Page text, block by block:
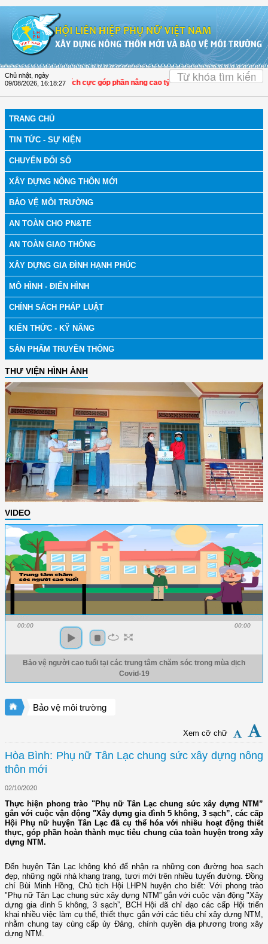
Chủ nhật, ngày
09/08/2026 16:18:28
LHPN Thọ Xuân tích cực góp phần nâng cao tỷ lệ người dân tham gia bảo
TRANG CHỦ
TIN TỨC - SỰ KIỆN
CHUYỂN ĐỔI SỐ
XÂY DỰNG NÔNG THÔN MỚI
BẢO VỆ MÔI TRƯỜNG
AN TOÀN CHO PN&TE
AN TOÀN GIAO THÔNG
XÂY DỰNG GIA ĐÌNH HẠNH PHÚC
MÔ HÌNH - ĐIỂN HÌNH
CHÍNH SÁCH PHÁP LUẬT
KIẾN THỨC - KỸ NĂNG
SẢN PHẨM TRUYỀN THÔNG
THƯ VIỆN HÌNH ẢNH
VIDEO
00:00 00:00
Bảo vệ người cao tuổi tại các trung tâm chăm sóc trong mùa dịch
Covid-19
Bảo vệ môi trường
Xem cỡ chữ
Hòa Bình: Phụ nữ Tân Lạc chung sức xây dựng nông
thôn mới
02/10/2020
Thực hiện phong trào "Phụ nữ Tân Lạc chung sức xây dựng NTM”
gắn với cuộc vận động "Xây dựng gia đình 5 không, 3 sạch”, các cấp
Hội Phụ nữ huyện Tân Lạc đã cụ thể hóa với nhiều hoạt động thiết
thực, góp phần hoàn thành mục tiêu chung của toàn huyện trong xây
dựng NTM.
Đến huyện Tân Lạc không khó để nhận ra những con đường hoa sạch
đẹp, những ngôi nhà khang trang, tươi mới trên nhiều tuyến đường. Đồng
chí Bùi Minh Hồng, Chủ tịch Hội LHPN huyện cho biết: Với phong trào
"Phụ nữ Tân Lạc chung sức xây dựng NTM” gắn với cuộc vận động "Xây
dựng gia đình 5 không, 3 sạch”, BCH Hội đã chỉ đạo các cấp Hội triển
khai nhiều việc làm cụ thể, thiết thực gắn với các tiêu chí xây dựng NTM,
nhằm chung tay cùng cấp ủy Đảng, chính quyền địa phương trong xây
dựng NTM.
OK